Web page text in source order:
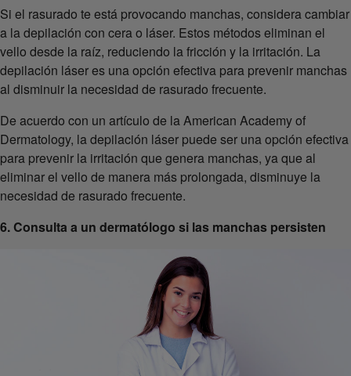
Si el rasurado te está provocando manchas, considera cambiar
a la depilación con cera o láser. Estos métodos eliminan el
vello desde la raíz, reduciendo la fricción y la irritación. La
depilación láser es una opción efectiva para prevenir manchas
al disminuir la necesidad de rasurado frecuente.
De acuerdo con un artículo de la American Academy of
Dermatology, la depilación láser puede ser una opción efectiva
para prevenir la irritación que genera manchas, ya que al
eliminar el vello de manera más prolongada, disminuye la
necesidad de rasurado frecuente.
6. Consulta a un dermatólogo si las manchas persisten